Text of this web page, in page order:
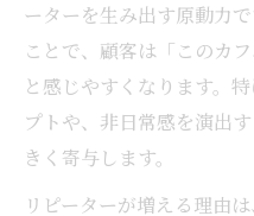
ーターを生み出す原動力
ことで、顧客は「このカ
と感じやすくなります。
プトや、非日常感を演出
きく寄与します。
リピーターが増える理由